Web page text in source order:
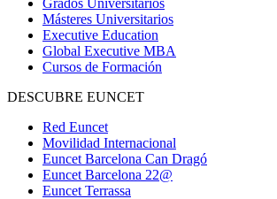
Grados Universitarios
Másteres Universitarios
Executive Education
Global Executive MBA
Cursos de Formación
DESCUBRE EUNCET
Red Euncet
Movilidad Internacional
Euncet Barcelona Can Dragó
Euncet Barcelona 22@
Euncet Terrassa